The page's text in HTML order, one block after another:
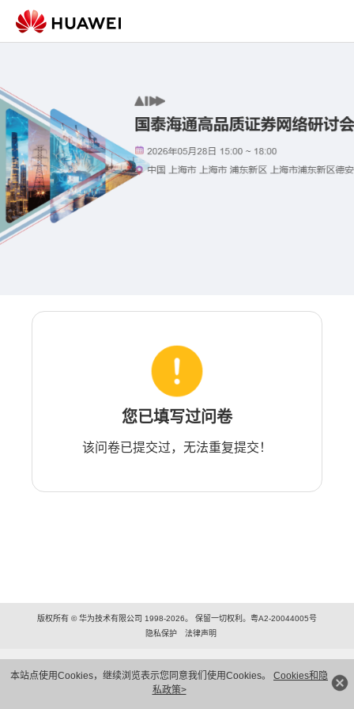
本站点使用Cookies，继续浏览表示您同意我们使用Cookies。 Cookies和隐
私政策>
您已填写过问卷
该问卷已提交过，无法重复提交！
版权所有 © 华为技术有限公司 1998-2026。 保留一切权利。粤A2-20044005号
隐私保护
法律声明